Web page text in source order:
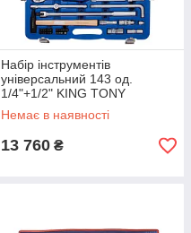
Набір інструментів
універсальний 143 од.
1/4"+1/2" KING TONY
Немає в наявності
13 760 ₴